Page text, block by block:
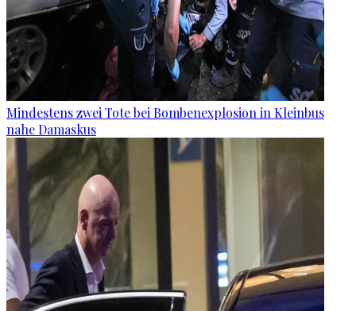
Mindestens zwei Tote bei Bombenexplosion in Kleinbus
nahe Damaskus